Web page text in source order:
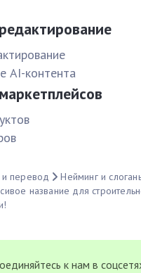
AI-контента
и перевод
Нейминг и
название для
к нам в